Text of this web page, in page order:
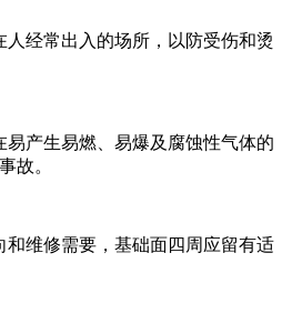
经常出入的场所，以防受伤和烫
产生易燃、易爆及腐蚀性气体的
故。
维修需要，基础面四周应留有适